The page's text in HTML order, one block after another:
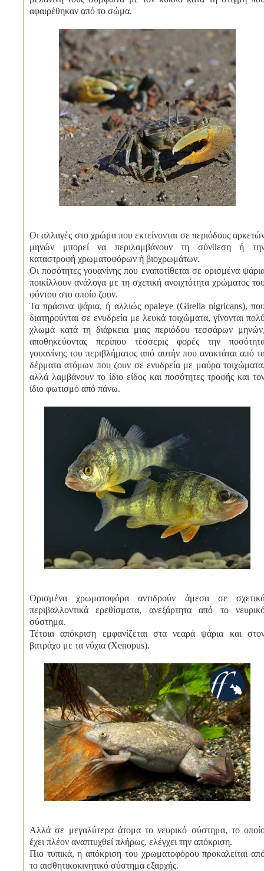
αφαιρέθηκαν από το σώμα.
Οι αλλαγές στο χρώμα που εκτείνονται σε περιόδους
μηνών μπορεί να περιλαμβάνουν τη σύνθεση ή
καταστροφή χρωματοφόρων ή βιοχρωμάτων.
Οι ποσότητες γουανίνης που εναποτίθεται σε ορισμένα
ποικίλλουν ανάλογα με τη σχετική ανοιχτότητα χρώματος
φόντου στο οποίο ζουν.
Τα πράσινα ψάρια, ή αλλιώς opaleye (Girella nigricans),
διατηρούνται σε ενυδρεία με λευκά τοιχώματα, γίνονται
χλωμά κατά τη διάρκεια μιας περιόδου τεσσάρων
αποθηκεύοντας περίπου τέσσερις φορές την
γουανίνης του περιβλήματος από αυτήν που ανακτάται από
δέρματα ατόμων που ζουν σε ενυδρεία με μαύρα
αλλά λαμβάνουν το ίδιο είδος και ποσότητες τροφής και
ίδιο φωτισμό από πάνω.
Ορισμένα χρωματοφόρα αντιδρούν άμεσα σε
περιβαλλοντικά ερεθίσματα, ανεξάρτητα από το
σύστημα.
Τέτοια απόκριση εμφανίζεται στα νεαρά ψάρια και
βατράχο με τα νύχια (Xenopus).
Αλλά σε μεγαλύτερα άτομα το νευρικό σύστημα, το
έχει πλέον αναπτυχθεί πλήρως, ελέγχει την απόκριση.
Πιο τυπικά, η απόκριση του χρωματοφόρου προκαλείται
το αισθητικοκινητικό σύστημα εξαρχής.